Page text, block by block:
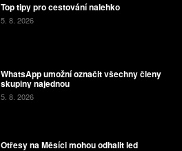
Top tipy pro cestování nalehko
5. 8. 2026
WhatsApp umožní označit všechny členy
skupiny najednou
5. 8. 2026
Otřesy na Měsíci mohou odhalit led